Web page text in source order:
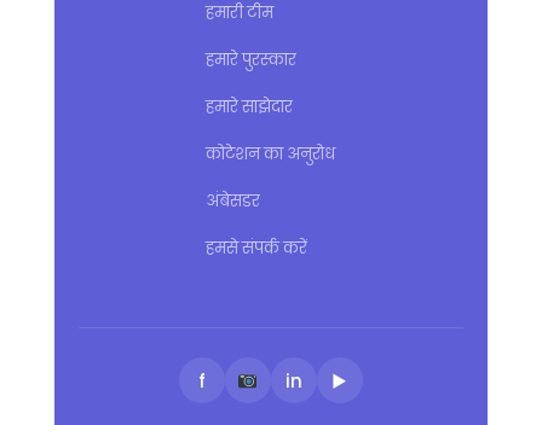
हमारी टीम
हमारे पुरस्कार
हमारे साझेदार
कोटेशन का अनुरोध
अंबेसडर
हमसे संपर्क करें
f in ▶